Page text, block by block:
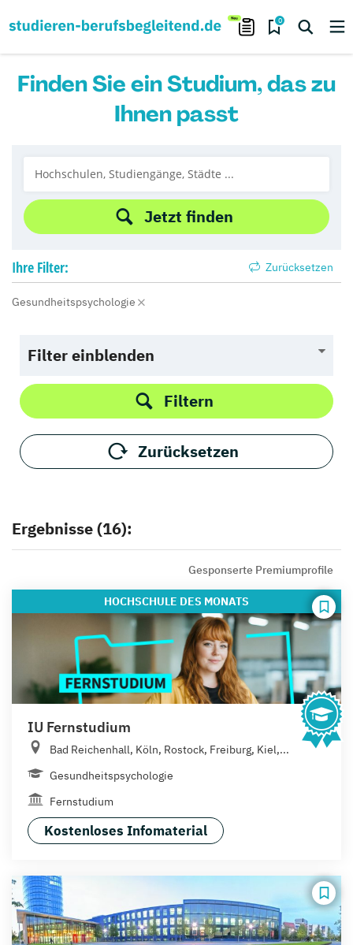
0
Finden Sie ein Studium, das zu
Ihnen passt
Jetzt finden
Ihre Filter: Zurücksetzen
Gesundheitspsychologie
Filter einblenden
Filtern
Zurücksetzen
Ergebnisse (16):
Gesponserte Premiumprofile
HOCHSCHULE DES MONATS
IU Fernstudium
Bad Reichenhall, Köln, Rostock, Freiburg, Kiel,...
Gesundheitspsychologie
Fernstudium
Kostenloses Infomaterial